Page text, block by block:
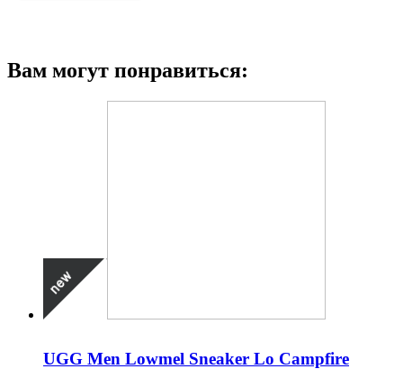
Вам могут понравиться:
UGG Men Lowmel Sneaker Lo Campfire